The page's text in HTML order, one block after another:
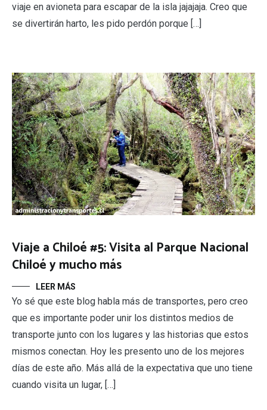
viaje en avioneta para escapar de la isla jajajaja. Creo que
se divertirán harto, les pido perdón porque […]
Viaje a Chiloé #5: Visita al Parque Nacional
Chiloé y mucho más
LEER MÁS
Yo sé que este blog habla más de transportes, pero creo
que es importante poder unir los distintos medios de
transporte junto con los lugares y las historias que estos
mismos conectan. Hoy les presento uno de los mejores
días de este año. Más allá de la expectativa que uno tiene
cuando visita un lugar, […]